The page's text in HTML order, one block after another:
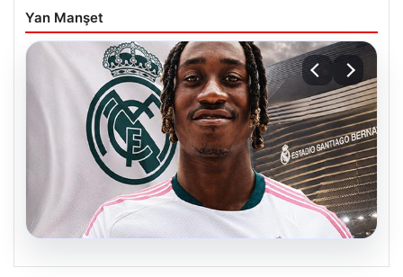
Yan Manşet
07.08.2026